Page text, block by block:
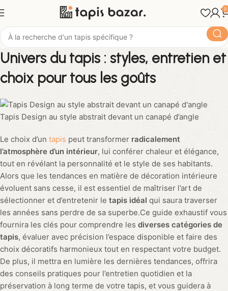
0
Univers du tapis : styles, entretien et
choix pour tous les goûts
Tapis Design au style abstrait devant un canapé d’angle
Le choix d’un tapis peut transformer radicalement
l’atmosphère d’un intérieur, lui conférer chaleur et élégance,
tout en révélant la personnalité et le style de ses habitants.
Alors que les tendances en matière de décoration intérieure
évoluent sans cesse, il est essentiel de maîtriser l’art de
sélectionner et d’entretenir le tapis idéal qui saura traverser
les années sans perdre de sa superbe.Ce guide exhaustif vous
fournira les clés pour comprendre les diverses catégories de
tapis, évaluer avec précision l’espace disponible et faire des
choix décoratifs harmonieux tout en respectant votre budget.
De plus, il mettra en lumière les dernières tendances, offrira
des conseils pratiques pour l’entretien quotidien et la
préservation à long terme de votre tapis, et vous guidera à